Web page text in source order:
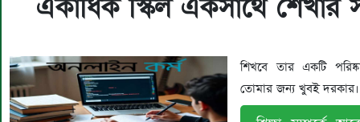
একাধিক স্কিল একসাথে
শিখবে তার একটি
তোমার জন্য খুবই দরকার।